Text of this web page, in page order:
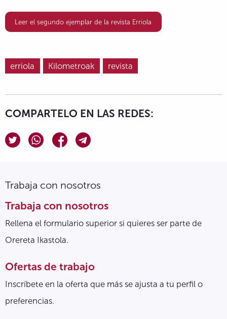
Leer el segundo ejemplar de la revista Erriola
erriola Kilometroak revista
COMPARTELO EN LAS REDES:
Trabaja con nosotros
Trabaja con nosotros
Rellena el formulario superior si quieres ser parte de
Orereta Ikastola.
Ofertas de trabajo
Inscríbete en la oferta que más se ajusta a tu perfil o
preferencias.